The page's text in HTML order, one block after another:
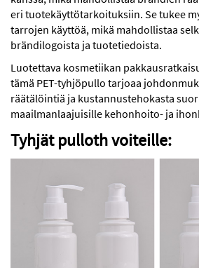
eri tuotekäyttötarkoituksiin. Se tukee
tarrojen käyttöä, mikä mahdollistaa
brändilogoista ja tuotetiedoista.
Luotettava kosmetiikan
tämä PET-tyhjöpullo tarjoaa
räätälöintiä ja kustannustehokasta
maailmanlaajuisille kehonhoito- ja
Tyhjät pulloth voiteille: